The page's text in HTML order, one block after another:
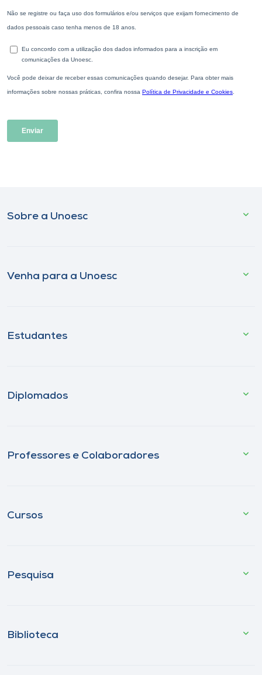
Sobre a Unoesc
Venha para a Unoesc
Estudantes
Diplomados
Professores e Colaboradores
Cursos
Pesquisa
Biblioteca